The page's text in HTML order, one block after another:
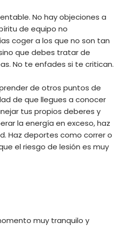
No hay objeciones a
de equipo no
coger a los que no son tan
que debes tratar de
No te enfades si te critican.
de otros puntos de
de que llegues a conocer
tus propios deberes y
la energía en exceso, haz
Haz deportes como correr o
el riesgo de lesión es muy
muy tranquilo y